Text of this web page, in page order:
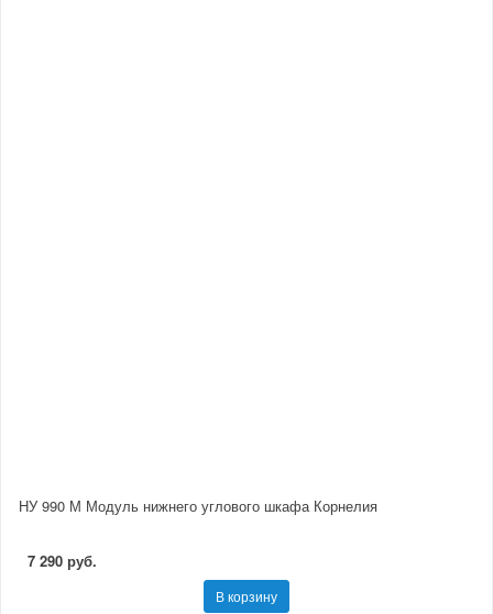
НУ 990 М Модуль нижнего углового шкафа Корнелия
7 290 руб.
В корзину